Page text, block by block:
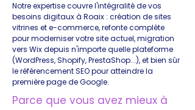
Notre expertise couvre l'intégralité de vos
besoins digitaux à Roaix : création de sites
vitrines et e-commerce, refonte complète
pour moderniser votre site actuel, migration
vers Wix depuis n'importe quelle plateforme
(WordPress, Shopify, PrestaShop...), et bien sûr
le référencement SEO pour atteindre la
première page de Google.
Parce que vous avez mieux à